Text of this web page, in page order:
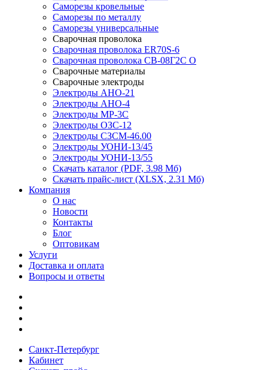
Саморезы кровельные
Саморезы по металлу
Саморезы универсальные
Сварочная проволока
Сварочная проволока ER70S-6
Сварочная проволока СВ-08Г2С О
Сварочные материалы
Сварочные электроды
Электроды АНО-21
Электроды АНО-4
Электроды МР-3С
Электроды ОЗС-12
Электроды СЗСМ-46.00
Электроды УОНИ-13/45
Электроды УОНИ-13/55
Скачать каталог (PDF, 3.98 Мб)
Скачать прайс-лист (XLSX, 2.31 Мб)
Компания
О нас
Новости
Контакты
Блог
Оптовикам
Услуги
Доставка и оплата
Вопросы и ответы
Санкт-Петербург
Кабинет